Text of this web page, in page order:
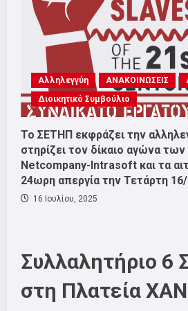
Αλληλεγγύη ΑΝΑΚΟΙΝΩΣΕΙΣ
Διοικητικό Συμβούλιο
Το ΣΕΤΗΠ εκφράζει την
στηρίζει τον δίκαιο αγώνα
Netcompany-Intrasoft και τα
24ωρη απεργία την Τετάρτη
16 Ιουλίου, 2025
Συλλαλητήριο 6
στη Πλατεία